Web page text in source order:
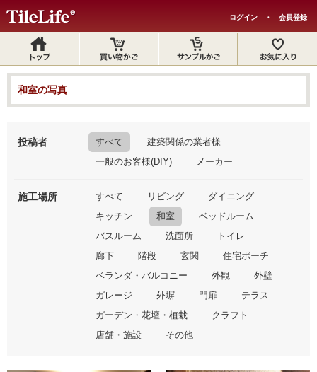
ログイン ・ 会員登録
和室の写真
投稿者 すべて
建築関係の業者様
一般のお客様(DIY)
メーカー
施工場所 すべて リビング
ダイニング
キッチン
和室
ベッドルーム
バスルーム
洗面所
トイレ
廊下
階段 玄関
住宅ポーチ
ベランダ・バルコニー
外観
外壁
ガレージ
外塀 門扉
テラス
ガーデン・花壇・植栽
クラフト
店舗・施設
その他